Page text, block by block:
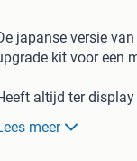
japanse versie
kit voor een
altijd ter
meer